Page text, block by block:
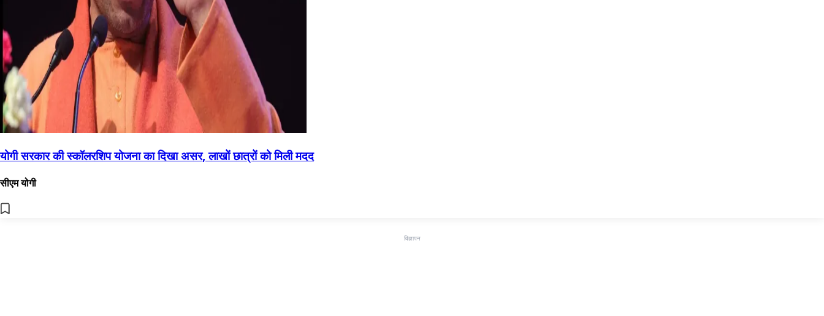
योगी सरकार की स्कॉलरशिप योजना का दिखा असर, लाखों छात्रों को मिली मदद
सीएम योगी
विज्ञापन